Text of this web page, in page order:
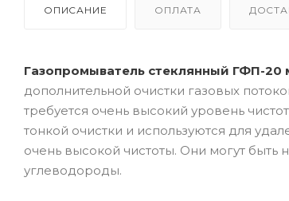
ОПИСАНИЕ ОПЛАТА
Газопромыватель стеклянный ГФП-
дополнительной очистки газовых
требуется очень высокий уровень
тонкой очистки и используются для
очень высокой чистоты. Они могут быть
углеводороды.